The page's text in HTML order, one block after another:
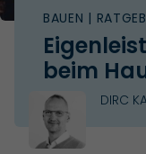
BAUEN |
beim
DIRC